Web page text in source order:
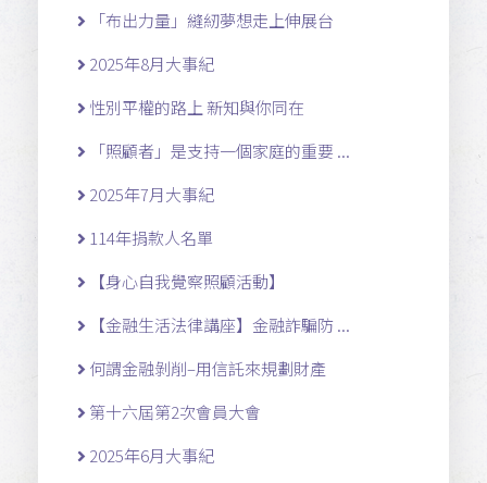
「布出力量」縫紉夢想走上伸展台
2025年8月大事紀
性別平權的路上 新知與你同在
「照顧者」是支持一個家庭的重要 ...
2025年7月大事紀
114年捐款人名單
【身心自我覺察照顧活動】
【金融生活法律講座】金融詐騙防 ...
何謂金融剝削–用信託來規劃財產
第十六屆第2次會員大會
2025年6月大事紀